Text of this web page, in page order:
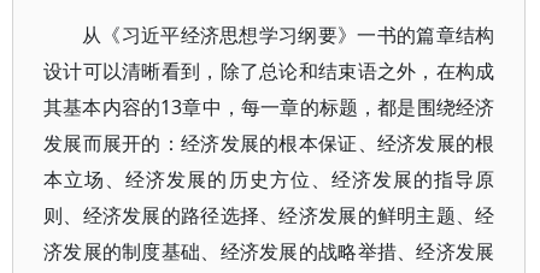
从《习近平经济思想学习纲要》一书的篇章结构
设计可以清晰看到，除了总论和结束语之外，在构成
其基本内容的13章中，每一章的标题，都是围绕经济
发展而展开的：经济发展的根本保证、经济发展的根
本立场、经济发展的历史方位、经济发展的指导原
则、经济发展的路径选择、经济发展的鲜明主题、经
济发展的制度基础、经济发展的战略举措、经济发展